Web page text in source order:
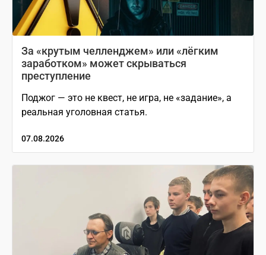
За «крутым челленджем» или «лёгким
заработком» может скрываться
преступление
Поджог — это не квест, не игра, не «задание», а
реальная уголовная статья.
07.08.2026